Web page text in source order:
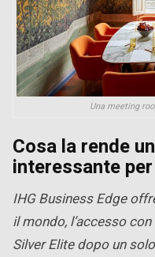
Una meeting
Cosa la rende
interessante
IHG Business Edge
il mondo, l’accesso
Silver Elite dopo un